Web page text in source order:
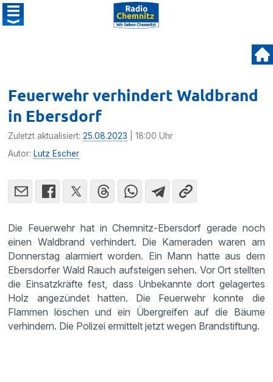
Feuerwehr verhindert Waldbrand
in Ebersdorf
Zuletzt aktualisiert:25.08.2023 | 18:00 Uhr
Autor: Lutz Escher
Die Feuerwehr hat in Chemnitz-Ebersdorf gerade noch
einen Waldbrand verhindert. Die Kameraden waren am
Donnerstag alarmiert worden. Ein Mann hatte aus dem
Ebersdorfer Wald Rauch aufsteigen sehen. Vor Ort stellten
die Einsatzkräfte fest, dass Unbekannte dort gelagertes
Holz angezündet hatten. Die Feuerwehr konnte die
Flammen löschen und ein Übergreifen auf die Bäume
verhindern. Die Polizei ermittelt jetzt wegen Brandstiftung.